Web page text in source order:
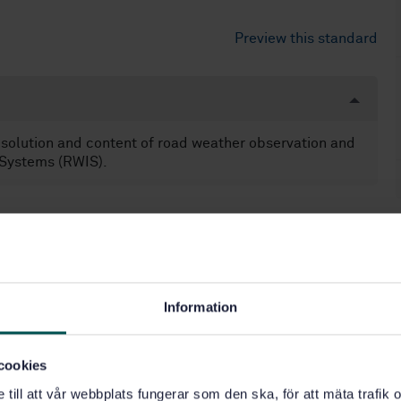
Information
till att vår webbplats fungerar som den ska, för att mäta trafik
Preview this standard
and content of road weather observation and
(RWIS).
and treatment (13.030.40)